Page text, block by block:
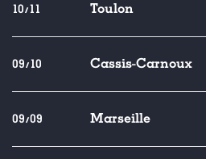
10/11 Toulon
09/10 Cassis-Carnoux
09/09 Marseille